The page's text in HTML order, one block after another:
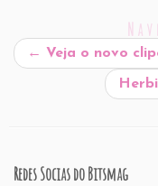
b
o
e
dI
n
← Veja o novo
Redes Socias do Bitsmag